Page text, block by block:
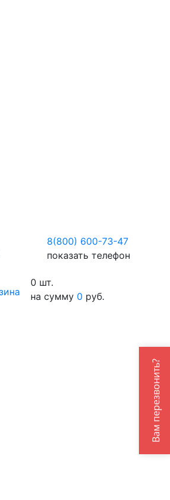
8(800) 600-73-47
показать телефон
0 шт.
на сумму 0 руб.
Вам перезвонить?